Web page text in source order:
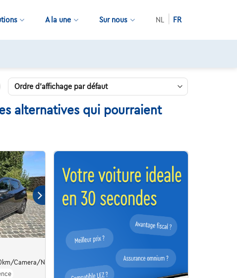
A la une Sur nous NL FR
alternatives qui pourraient
Camera/Navi/Cruise/Clima/Led...